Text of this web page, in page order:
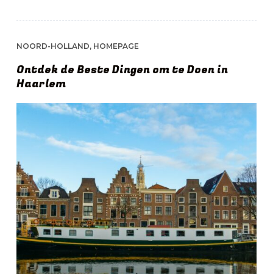
NOORD-HOLLAND, HOMEPAGE
Ontdek de Beste Dingen om te Doen in
Haarlem